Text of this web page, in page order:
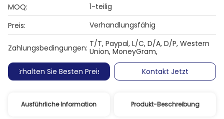
MOQ:
1-teilig
Preis:
Verhandlungsfähig
Zahlungsbedingungen: T/T, Paypal, L/C, D/A, D/P, Western
Union, MoneyGram,
Erhalten Sie Besten Preis
Kontakt Jetzt
Ausführliche Information Produkt-Beschreibung